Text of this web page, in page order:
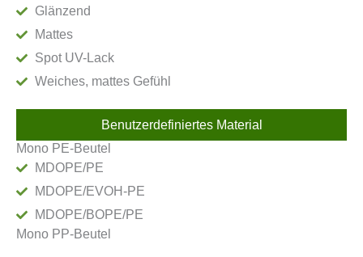
Glänzend
Mattes
Spot UV-Lack
Weiches, mattes Gefühl
Benutzerdefiniertes Material
Mono PE-Beutel
MDOPE/PE
MDOPE/EVOH-PE
MDOPE/BOPE/PE
Mono PP-Beutel